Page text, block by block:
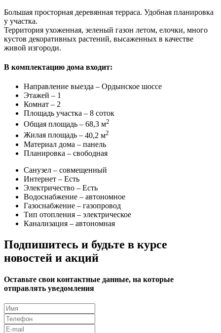
Большая просторная деревянная терраса. Удобная планировка
у участка.
Территория ухоженная, зеленый газон летом, елочки, много
кустов декоративных растений, высаженных в качестве
живой изгороди.
В комплектацию дома входит:
Направление выезда – Ордынское шоссе
Этажей – 1
Комнат – 2
Площадь участка – 8 соток
Общая площадь – 68,3 м2
Жилая площадь – 40,2 м2
Материал дома – панель
Планировка – свободная
Санузел – совмещенный
Интернет – Есть
Электричество – Есть
Водоснабжение – автономное
Газоснабжение – газопровод
Тип отопления – электрическое
Канализация – автономная
Подпишитесь и будьте в курсе
новостей и акций
Оставьте свои контактные данные, на которые
отправлять уведомления